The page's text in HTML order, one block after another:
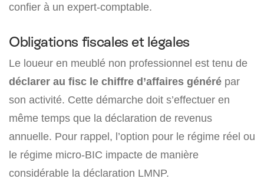
confier à un expert-comptable.
Obligations fiscales et légales
Le loueur en meublé non professionnel est tenu de
déclarer au fisc le chiffre d’affaires généré par
son activité. Cette démarche doit s’effectuer en
même temps que la déclaration de revenus
annuelle. Pour rappel, l’option pour le régime réel ou
le régime micro-BIC impacte de manière
considérable la déclaration LMNP.